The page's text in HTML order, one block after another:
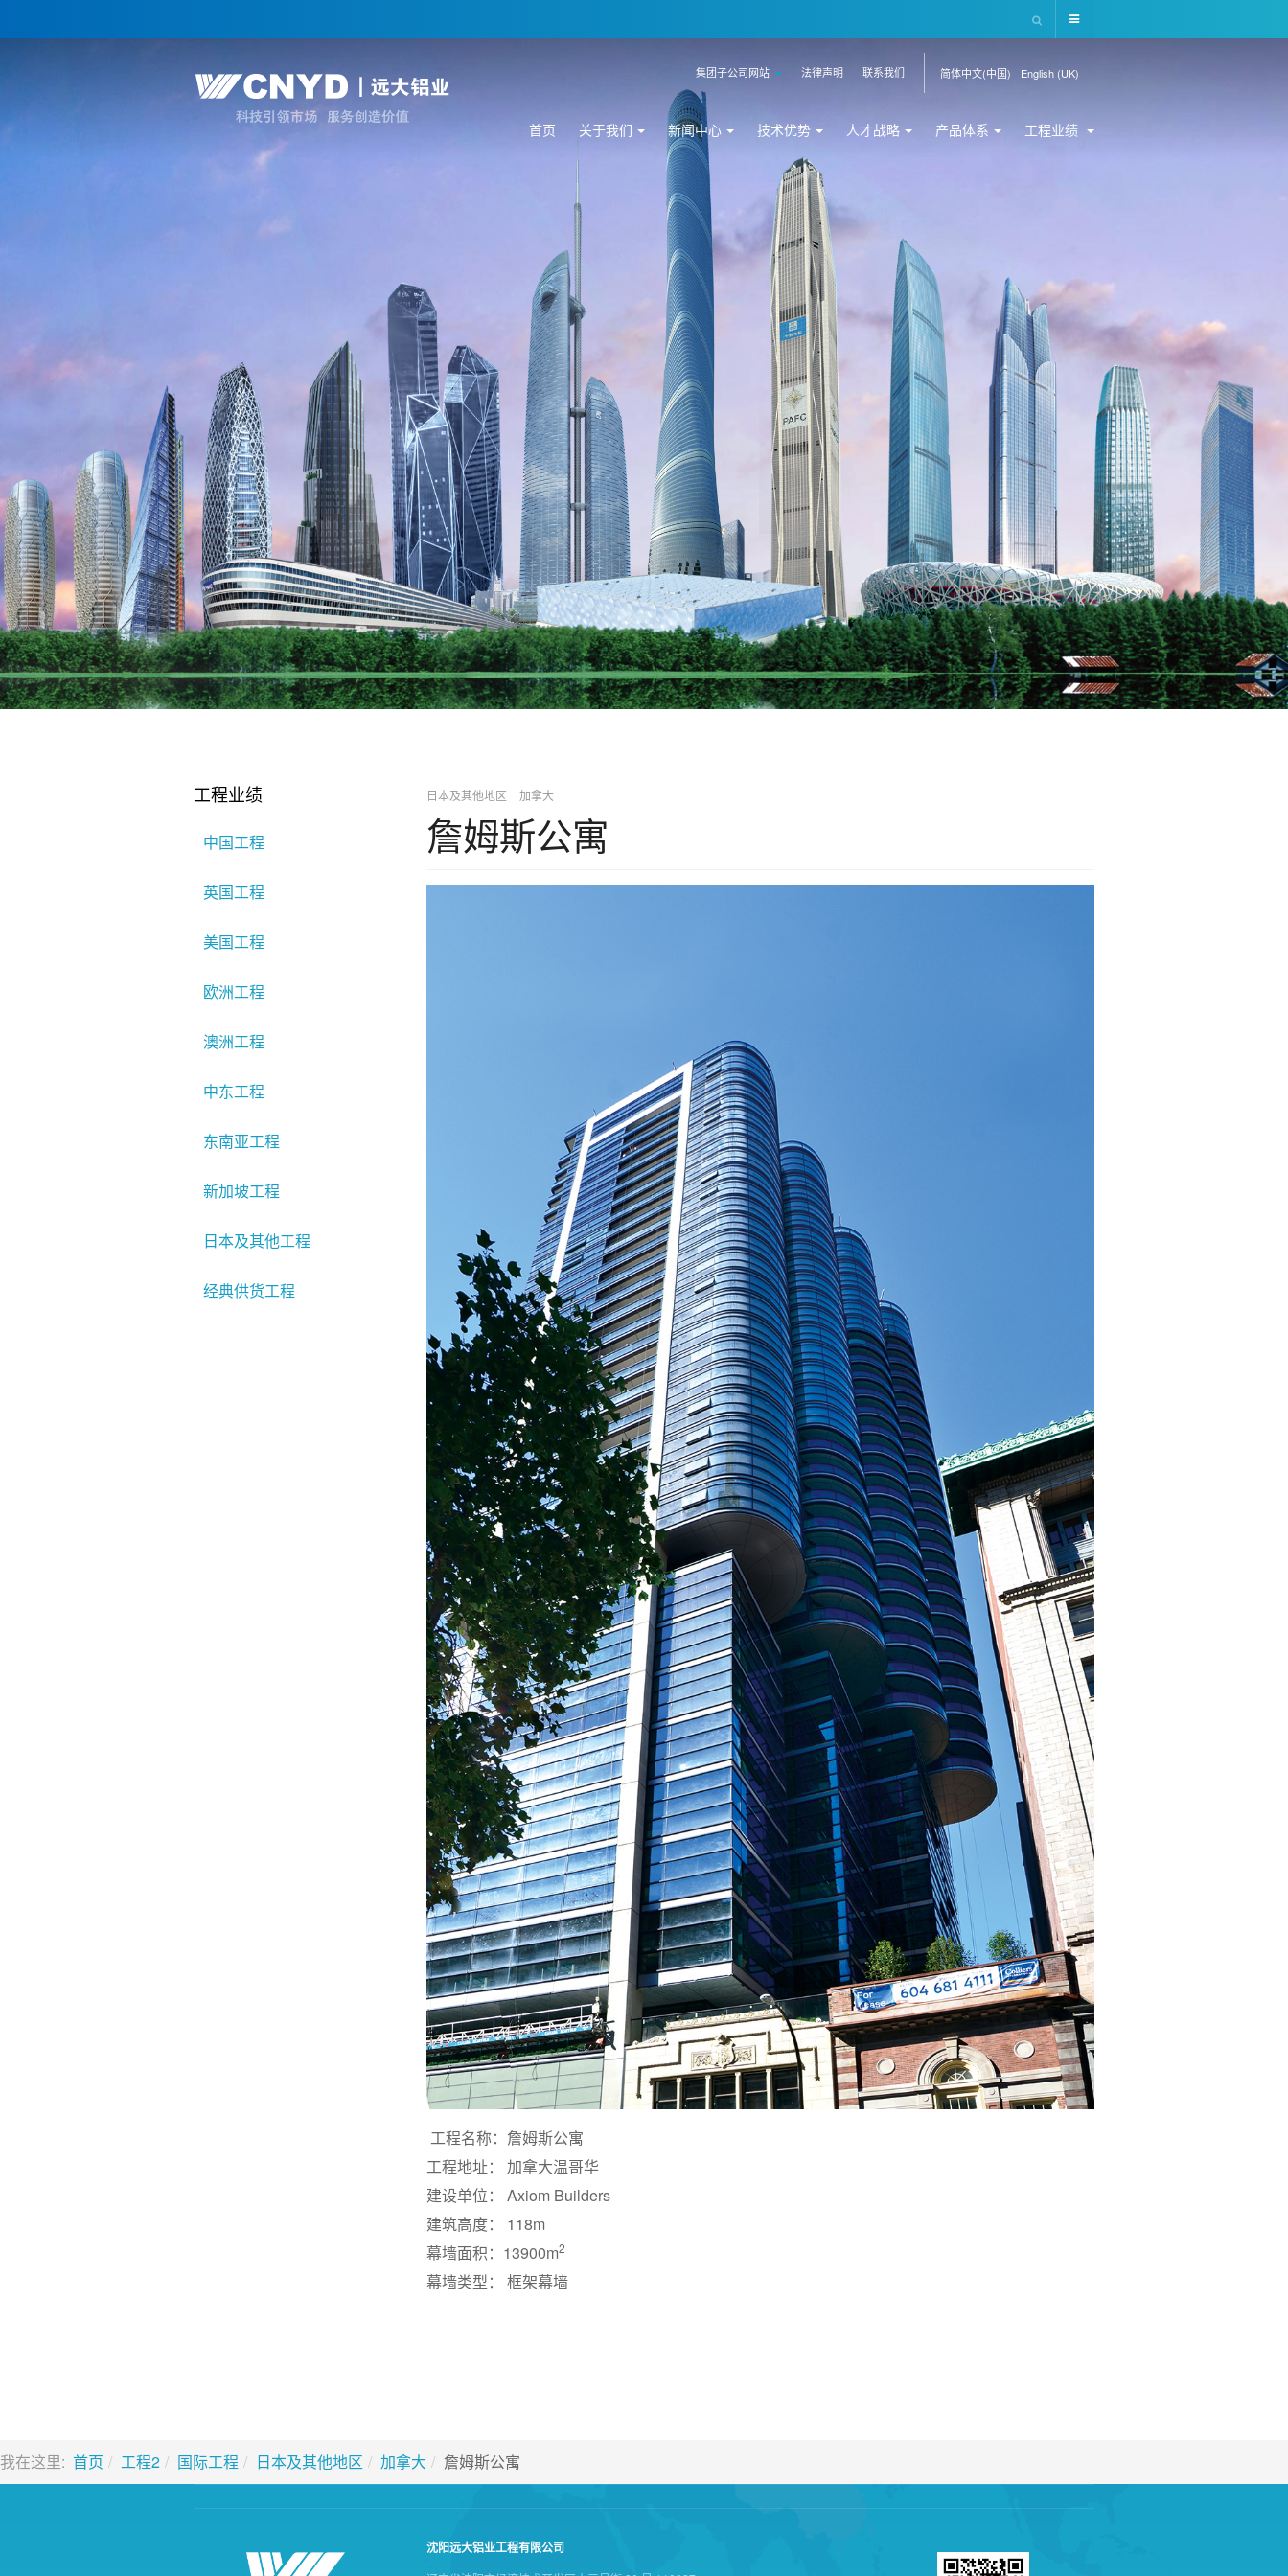
English (UK)
简体中文(中国)
联系我们
法律声明
集团子公司网站
首页 关于我们 新闻中心 技术优势 人才战略 产品体系 工程业绩
日本及其他地区 加拿大
詹姆斯公寓
工程名称：詹姆斯公寓
工程地址： 加拿大温哥华
建设单位： Axiom Builders
建筑高度： 118m
幕墙面积：13900m2
幕墙类型： 框架幕墙
工程业绩
中国工程
英国工程
美国工程
欧洲工程
澳洲工程
中东工程
东南亚工程
新加坡工程
日本及其他工程
经典供货工程
我在这里: 首页 工程2 国际工程 日本及其他地区 加拿大 詹姆斯公寓
沈阳远大铝业工程有限公司